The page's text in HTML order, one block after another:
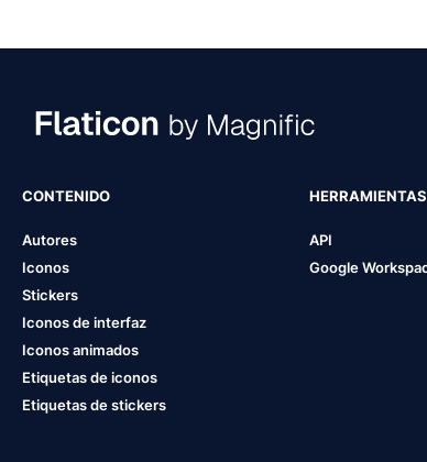
CONTENIDO
Autores
Iconos
Stickers
Iconos de interfaz
Iconos animados
Etiquetas de iconos
Etiquetas de stickers
HERRAMIENTAS
API
Google